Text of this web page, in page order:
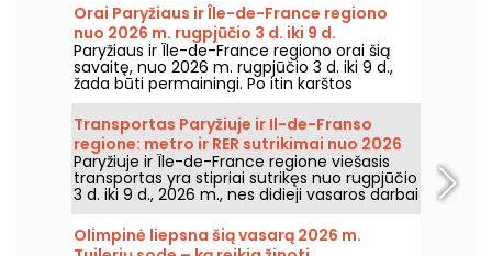
Orai Paryžiaus ir Île-de-France regiono
nuo 2026 m. rugpjūčio 3 d. iki 9 d.
Paryžiaus ir Île-de-France regiono orai šią
savaitę, nuo 2026 m. rugpjūčio 3 d. iki 9 d.,
žada būti permainingi. Po itin karštos
pirmadienio, kai buvo rizika perkūnijų,
temperatūros laikysis palaipsniui kris, kol grįš
šiltesnis ir saulėtas oras savaitgalį.
Transportas Paryžiuje ir Il-de-Franso
regione: metro ir RER sutrikimai nuo 2026
m. rugpjūčio 3 d. iki 9 d.
Paryžiuje ir Île-de-France regione viešasis
transportas yra stipriai sutrikęs nuo rugpjūčio
3 d. iki 9 d., 2026 m., nes didieji vasaros darbai
itin smarkiai paveikia kai kurias linijas,
praneša RATP ir SNCF.
Olimpinė liepsna šią vasarą 2026 m.